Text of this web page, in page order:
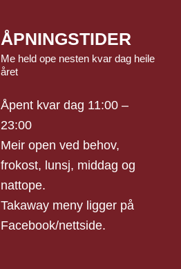
ÅPNINGSTIDER
Me held ope nesten kvar dag heile
året
Åpent kvar dag 11:00 –
23:00
Meir open ved behov,
frokost, lunsj, middag og
nattope.
Takaway meny ligger på
Facebook/nettside.